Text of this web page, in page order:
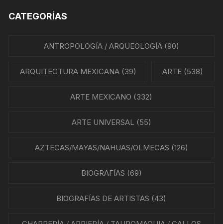
CATEGORÍAS
ANTROPOLOGÍA / ARQUEOLOGÍA(90)
ARQUITECTURA MEXICANA(39) ARTE (538)
ARTE MEXICANO (332)
ARTE UNIVERSAL (55)
AZTECAS/MAYAS/NAHUAS/OLMECAS (126)
BIOGRAFÍAS (69)
BIOGRAFÍAS DE ARTISTAS (43)